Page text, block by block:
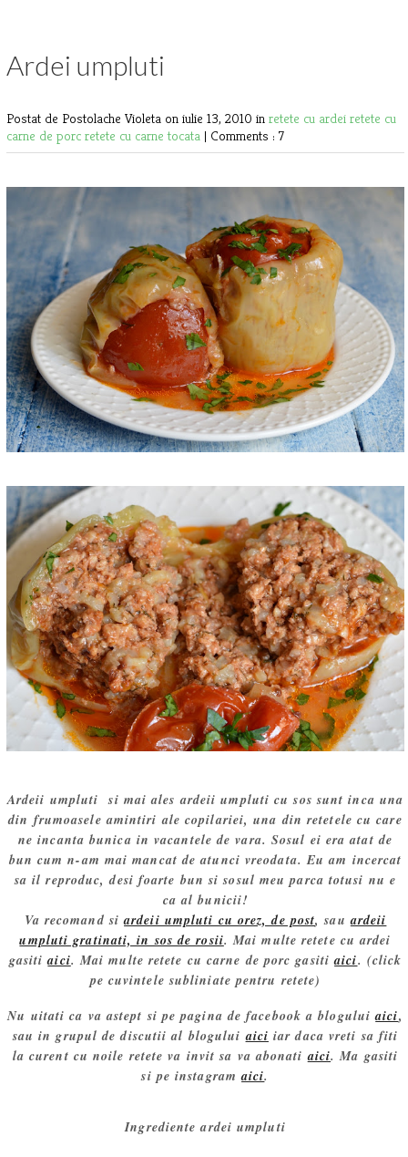
Ardei umpluti
Postat de Postolache Violeta on iulie 13, 2010 in retete cu ardei retete cu
carne de porc retete cu carne tocata | Comments : 7
Ardeii umpluti si mai ales ardeii umpluti cu sos sunt inca una
din frumoasele amintiri ale copilariei, una din retetele cu care
ne incanta bunica in vacantele de vara. Sosul ei era atat de
bun cum n-am mai mancat de atunci vreodata. Eu am incercat
sa il reproduc, desi foarte bun si sosul meu parca totusi nu e
ca al bunicii!
Va recomand siardeii umpluti cu orez, de post, sauardeii
umpluti gratinati, in sos de rosii. Mai multe retete cu ardei
gasitiaici. Mai multe retete cu carne de porc gasitiaici. (click
pe cuvintele subliniate pentru retete)
Nu uitati ca va astept si pe pagina de facebook a bloguluiaici,
sau in grupul de discutii al bloguluiaici iar daca vreti sa fiti
la curent cu noile retete va invit sa va abonatiaici. Ma gasiti
si pe instagramaici.
Ingrediente ardei umpluti